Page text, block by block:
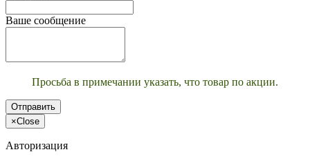
Ваше сообщение
Просьба в примечании указать, что товар по акции.
Отправить
×Close
Авторизация